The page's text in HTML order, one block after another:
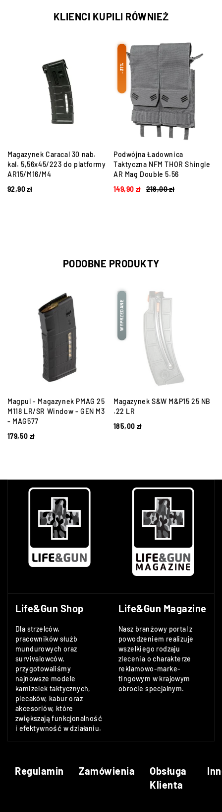
KLIENCI KUPILI RÓWNIEŻ
Magazynek Caracal 30 nab.
kal. 5,56x45/223 do platformy
AR15/M16/M4
92,90zł
-31%
Podwójna Ładownica
Taktyczna NFM THOR Shingle
AR Mag Double 5.56
218,00zł
149,90 zł
PODOBNE PRODUKTY
Magpul - Magazynek PMAG 25
M118 LR/SR Window - GEN M3
- MAG577
179,50 zł
WYPRZEDANE
Magazynek S&W M&P15 25 NB
.22 LR
185,00 zł
Life&Gun Shop
Dla strzelców,
pracowników służb
mundurowych oraz
survivalowców,
przygotowaliśmy
najnowsze modele
kamizelek taktycznych,
plecaków, kabur oraz
akcesoriów, które
zwiększają funkcjonalność
i efektywność w działaniu.
Life&Gun Magazine
Nasz branżowy portal z
powodzeniem realizuje
wszelkiego rodzaju
zlecenia o charakterze
reklamowo-marke-
tingowym w krajowym
obrocie specjalnym.
Regulamin Zamówienia
Obsługa
Klienta